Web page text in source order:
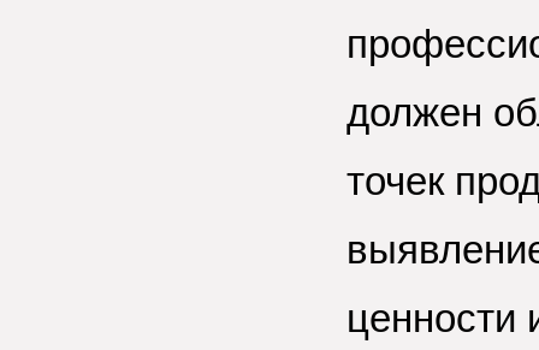
должен
точек
ценности